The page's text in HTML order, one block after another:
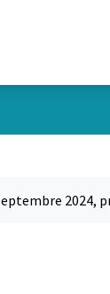
2024,